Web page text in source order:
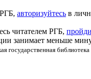
авторизуйтесь в
читателем РГБ,
занимает меньше
государственная библиотека